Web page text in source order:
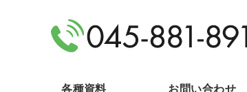
各種資料 お問い合わせ